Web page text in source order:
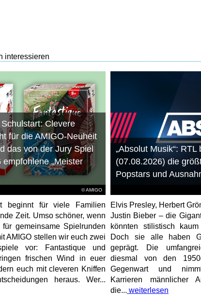
interessieren
© AMIGO
Clevere
für die AMIGO-Neuheit
das von der Jury Spiel
„Meister
beginnt für viele Familien
Zeit. Umso schöner, wenn
gemeinsame Spielrunden
AMIGO stellen wir euch zwei
vor: Fantastique und
frischen Wind in euer
euch mit cleveren Kniffen
heraus. Wer...
„Absolut Musik“:
(07.08.2026) die
Popstars und
Elvis Presley, Herbert
Justin Bieber – die
könnten stilistisch
Doch sie alle haben
geprägt. Die
diesmal von den
Gegenwart und
Karrieren männlicher
die... weiterlesen